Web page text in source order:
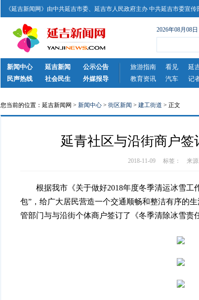
《延吉新闻网》由中共延吉市委、延吉市人民政府主办 中共延吉市委宣
2026年08月08
新闻中心 延吉新闻 公示公告 旅游指南 看见 延
民声热线
社会民生 外媒报导 教育资讯 汽车 记
您当前的位置：延吉新闻网 > 新闻中心 > 街区新闻 > 建工街道 > 正文
延青社区与沿街商户签
2018-11-09 标签： 来源
根据我市《关于做好2018年度冬季清运冰雪工
包”，给广大居民营造一个交通顺畅和整洁有序的
管部门与与沿街个体商户签订了《冬季清除冰雪责